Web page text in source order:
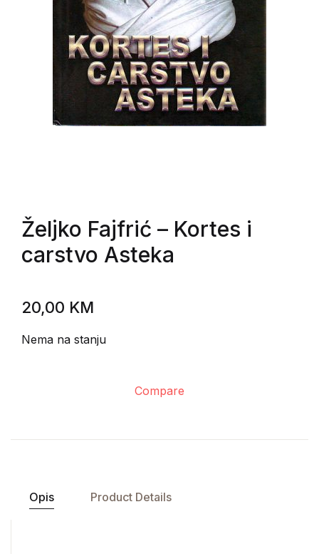
Željko Fajfrić – Kortes i
carstvo Asteka
20,00 KM
Nema na stanju
Compare
Opis Product Details